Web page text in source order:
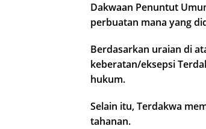
Dakwaan Penuntut
perbuatan mana yang
Berdasarkan uraian di
keberatan/eksepsi
hukum.
Selain itu, Terdakwa
tahanan.